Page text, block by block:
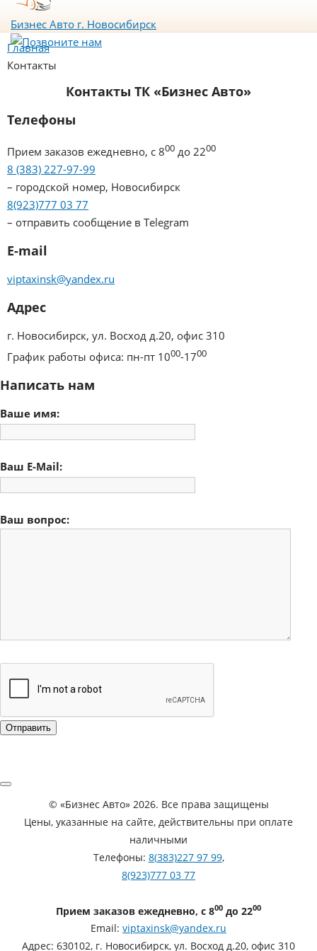
Бизнес Авто г. Новосибирск
Главная
Контакты
Контакты ТК «Бизнес Авто»
Телефоны
Прием заказов ежедневно, с 800 до 2200
8 (383) 227-97-99
– городской номер, Новосибирск
8(923)777 03 77
– отправить сообщение в Telegram
E-mail
viptaxinsk@yandex.ru
Адрес
г. Новосибирск, ул. Восход д.20, офис 310
График работы офиса: пн-пт 1000-1700
Написать нам
Ваше имя:
Ваш E-Mail:
Ваш вопрос:
© «Бизнес Авто»2026. Все права защищены
Цены, указанные на сайте, действительны при оплате
наличными
Телефоны: 8(383)227 97 99,
8(923)777 03 77
Прием заказов ежедневно, с 800 до 2200
Email: viptaxinsk@yandex.ru
Адрес: 630102, г. Новосибирск, ул. Восход д.20, офис 310